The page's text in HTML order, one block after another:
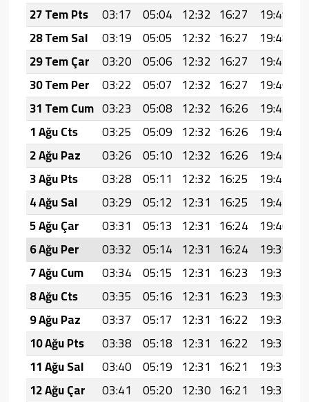
27 Tem Pts
03:17 05:04 12:32 16:27 19:49
28 Tem Sal
03:19 05:05 12:32 16:27 19:48
29 Tem Çar 03:20 05:06 12:32 16:27 19:47
30 Tem Per 03:22 05:07 12:32 16:27 19:46
31 Tem Cum 03:23 05:08 12:32 16:26 19:45
1 Ağu Cts
03:25 05:09 12:32 16:26 19:44
2 Ağu Paz
03:26 05:10 12:32 16:26 19:43
3 Ağu Pts
03:28 05:11 12:32 16:25 19:42
4 Ağu Sal
03:29 05:12 12:31 16:25 19:41
5 Ağu Çar
03:31 05:13 12:31 16:24 19:40
6 Ağu Per
03:32 05:14 12:31 16:24 19:39
7 Ağu Cum
03:34 05:15 12:31 16:23 19:37
8 Ağu Cts
03:35 05:16 12:31 16:23 19:36
9 Ağu Paz
03:37 05:17 12:31 16:22 19:35
10 Ağu Pts
03:38 05:18 12:31 16:22 19:34
11 Ağu Sal
03:40 05:19 12:31 16:21 19:32
12 Ağu Çar
03:41 05:20 12:30 16:21 19:31